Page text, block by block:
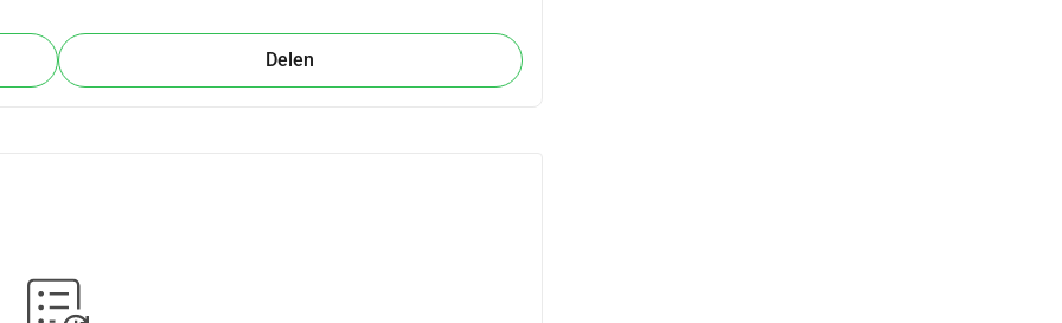
de afdeling. Hopelijk kunnen we daarmee samen een aantal
🫶🏻
te krijgen over het reilen en zeilen op de afdeling en wat er
Delen